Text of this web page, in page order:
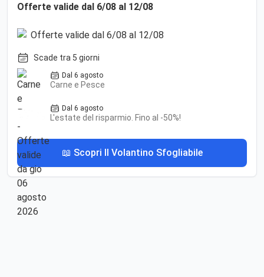
Offerte valide dal 6/08 al 12/08
Scade tra 5 giorni
Dal 6 agosto
Carne e Pesce
Dal 6 agosto
L'estate del risparmio. Fino al -50%!
📖 Scopri Il Volantino Sfogliabile